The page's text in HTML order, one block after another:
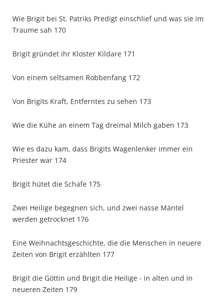
Wie Brigit bei St. Patriks Predigt einschlief und was sie im
Traume sah 170
Brigit gründet ihr Kloster Kildare 171
Von einem seltsamen Robbenfang 172
Von Brigits Kraft, Entferntes zu sehen 173
Wie die Kühe an einem Tag dreimal Milch gaben 173
Wie es dazu kam, dass Brigits Wagenlenker immer ein
Priester war 174
Brigit hütet die Schafe 175
Zwei Heilige begegnen sich, und zwei nasse Mäntel
werden getrocknet 176
Eine Weihnachtsgeschichte, die die Menschen in neuere
Zeiten von Brigit erzählten 177
Brigit die Göttin und Brigit die Heilige - in alten und in
neueren Zeiten 179